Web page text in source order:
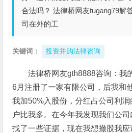
合法吗？ 法律桥网友tugang79解
司在外的工
关键词： 投资并购法律咨询
法律桥网友gth8888咨询：我
6月注册了一家有限公司，后我和
我加50%入股份，分红占公司利
户比我多。在今年我发现我们公
找了一些证据，现在我想撤股我